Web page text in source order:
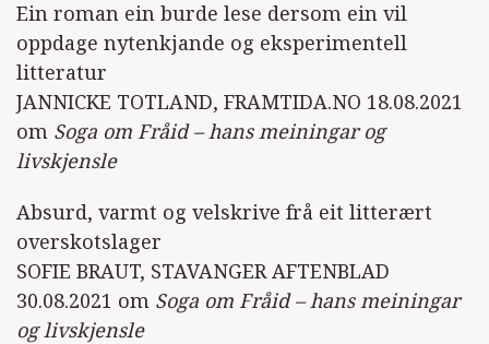
Ein roman ein burde lese dersom ein vil
oppdage nytenkjande og eksperimentell
litteratur
JANNICKE TOTLAND, FRAMTIDA.NO 18.08.2021
om Soga om Fråid – hans meiningar og
livskjensle
Absurd, varmt og velskrive frå eit litterært
overskotslager
SOFIE BRAUT, STAVANGER AFTENBLAD
30.08.2021 om Soga om Fråid – hans meiningar
og livskjensle